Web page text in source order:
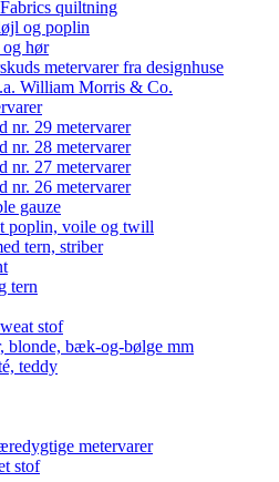
quiltning
og poplin
hør
metervarer fra designhuse
William Morris & Co.
nr. 29 metervarer
nr. 28 metervarer
nr. 27 metervarer
nr. 26 metervarer
gauze
poplin, voile og twill
tern, striber
tern
stof
blonde, bæk-og-bølge mm
teddy
metervarer
stof